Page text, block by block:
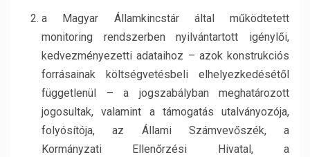
a Magyar Államkincstár által működtetett
monitoring rendszerben nyilvántartott igénylői,
kedvezményezetti adataihoz – azok konstrukciós
forrásainak költségvetésbeli elhelyezkedésétől
függetlenül – a jogszabályban meghatározott
jogosultak, valamint a támogatás utalványozója,
folyósítója, az Állami Számvevőszék, a
Kormányzati Ellenőrzési Hivatal, a